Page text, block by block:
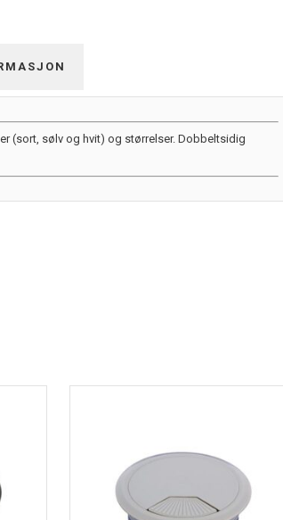
(sort, sølv og hvit) og størrelser. Dobbeltsidig